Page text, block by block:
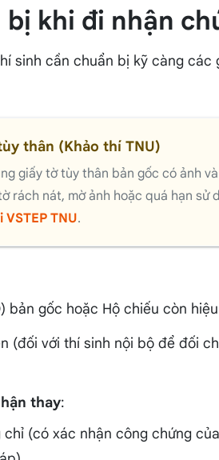
bị khi đi nhận
sinh cần chuẩn bị kỹ càng
thân (Khảo thí TNU)
giấy tờ tùy thân bản gốc có ảnh
rách nát, mờ ảnh hoặc quá hạn sử
TNU.
bản gốc hoặc Hộ chiếu còn
(đối với thí sinh nội bộ để đối
thay:
(có xác nhận công chứng